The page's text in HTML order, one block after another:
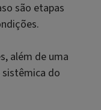
são etapas
além de uma
sistêmica do